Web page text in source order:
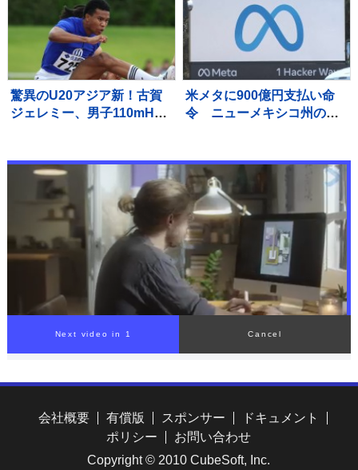
た本音【バース・デイ】
驚異のU20アジア新！古賀
ジェレミー、男子110mHで
陸上】
米メタに900億円支払い命
令 ニューメキシコ州の裁
会社概要 有償版 スポンサー
ドキュメント
ポリシー
お問い合わせ
Copyright © 2010 CubeSoft, Inc.